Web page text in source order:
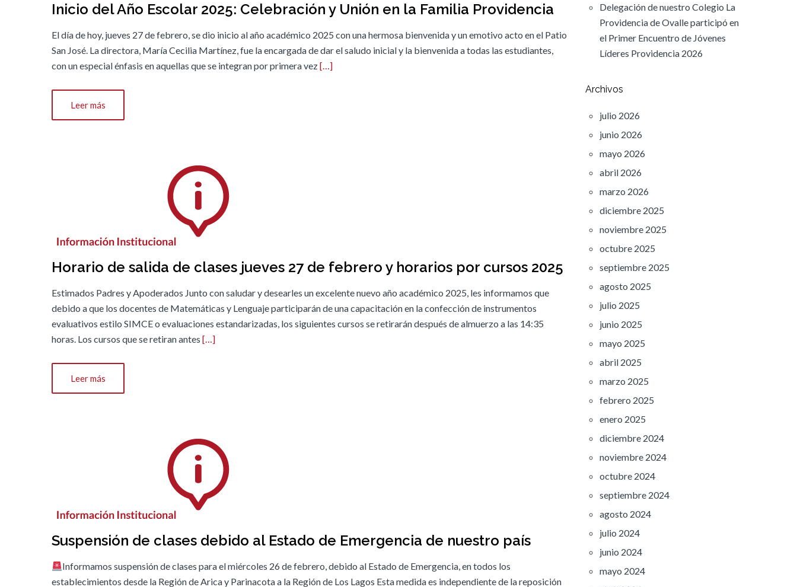
Inicio del Año Escolar 2025: Celebración y Unión en la Familia Providencia
El día de hoy, jueves 27 de febrero, se dio inicio al año académico 2025 con una hermosa bienvenida y un emotivo acto en el Patio
San José. La directora, María Cecilia Martínez, fue la encargada de dar el saludo inicial y la bienvenida a todas las estudiantes,
con un especial énfasis en aquellas que se integran por primera vez[…]
Leer más
Horario de salida de clases jueves 27 de febrero y horarios por cursos 2025
Estimados Padres y Apoderados Junto con saludar y desearles un excelente nuevo año académico 2025, les informamos que
debido a que los docentes de Matemáticas y Lenguaje participarán de una capacitación en la confección de instrumentos
evaluativos estilo SIMCE o evaluaciones estandarizadas, los siguientes cursos se retirarán después de almuerzo a las 14:35
horas. Los cursos que se retiran antes […]
Leer más
Suspensión de clases debido al Estado de Emergencia de nuestro país
Informamos suspensión de clases para el miércoles 26 de febrero, debido al Estado de Emergencia, en todos los
establecimientos desde la Región de Arica y Parinacota a la Región de Los Lagos Esta medida es independiente de la reposición
Delegación de nuestro Colegio La
Providencia de Ovalle participó en
el Primer Encuentro de Jóvenes
Líderes Providencia 2026
Archivos
julio 2026
junio 2026
mayo 2026
abril 2026
marzo 2026
diciembre 2025
noviembre 2025
octubre 2025
septiembre 2025
agosto 2025
julio 2025
junio 2025
mayo 2025
abril 2025
marzo 2025
febrero 2025
enero 2025
diciembre 2024
noviembre 2024
octubre 2024
septiembre 2024
agosto 2024
julio 2024
junio 2024
mayo 2024